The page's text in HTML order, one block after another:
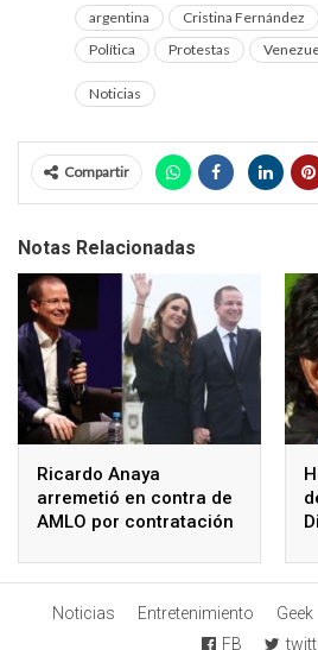
argentina Cristina Fernández
Política
Protestas
Noticias
Compartir
Notas Relacionadas
Ricardo Anaya
arremetió en contra de
AMLO por contratación
Noticias Entretenimiento Geek
FB